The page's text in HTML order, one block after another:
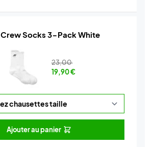
Socks 3-Pack White
23,00
19,90€
Ajouter au panier